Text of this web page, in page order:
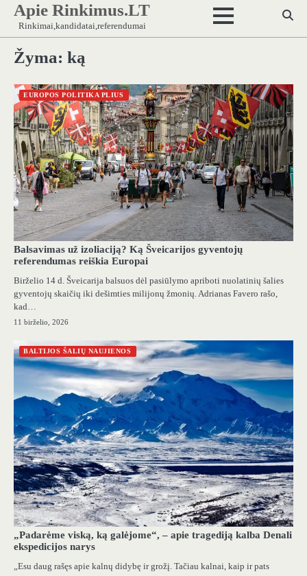
Skip
content
Apie Rinkimus.LT
Rinkimai,kandidatai,referendumai
Žyma: ką
EUROPOS POLITIKA PLIUS
Balsavimas už izoliaciją? Ką Šveicarijos gyventojų
referendumas reiškia Europai
Birželio 14 d. Šveicarija balsuos dėl pasiūlymo apriboti nuolatinių šalies
gyventojų skaičių iki dešimties milijonų žmonių. Adrianas Favero rašo,
kad…
11 birželio, 2026
BALTIJOS ŠALIŲ NAUJIENOS
„Padarėme viską, ką galėjome“, – apie tragediją kalba Denali
ekspedicijos narys
„Esu daug rašęs apie kalnų didybę ir grožį. Tačiau kalnai, kaip ir pats